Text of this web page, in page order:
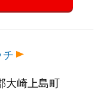
大崎上島町